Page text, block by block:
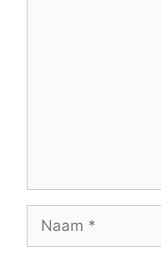
Naam